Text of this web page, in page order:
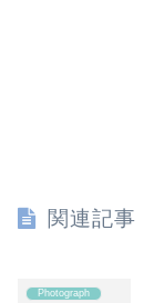
関連記事
Photograph